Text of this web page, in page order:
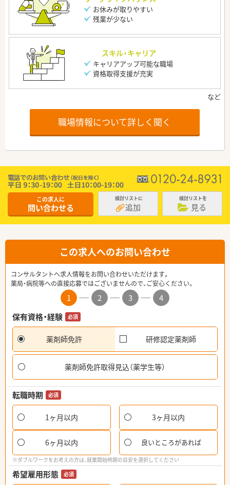
お休みが取りやすい
残業が少ない
スキル・キャリア
キャリアアップ可能な職場
資格取得支援が充実
職場情報について詳しく聞く
この求人に
問い合わせる
検討リストに
追加
検討リストを
見る
この求人へのお問い合わせ
コンサルタントへ求人情報をお問い合わせいただけます。
薬局・病院等への直接応募ではございませんので、ご安心ください。
1 2 3
4
保有資格・経験
必須
薬剤師免許 研修認定薬剤師
薬剤師免許取得見込（薬学生等）
転職時期 必須
1ヶ月以内 3ヶ月以内
6ヶ月以内 良いところがあれば
※ダブルワークをお考えの方は、就業開始時期の目安を選択してください
希望雇用形態 必須